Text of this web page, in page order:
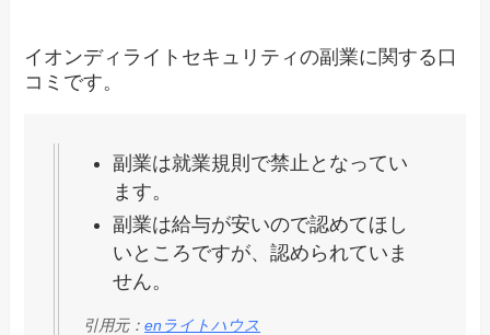
イオンディライトセキュリティの副業に関する口
コミです。
副業は就業規則で禁止となってい
ます。
副業は給与が安いので認めてほし
いところですが、認められていま
せん。
引用元：enライトハウス